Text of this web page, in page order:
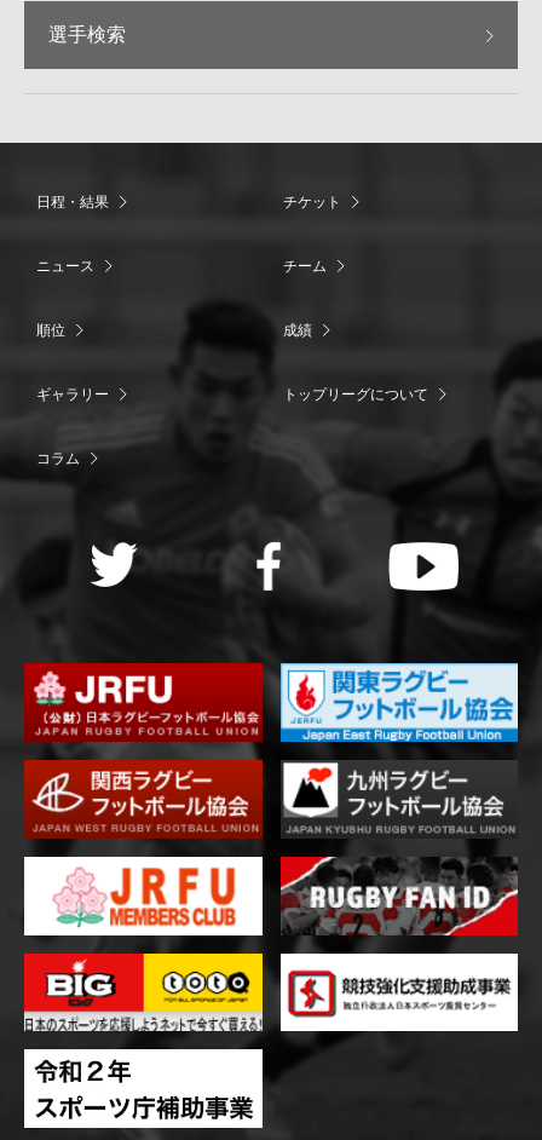
選手検索
日程・結果 チケット
ニュース チーム
順位 成績
ギャラリー トップリーグについて
コラム